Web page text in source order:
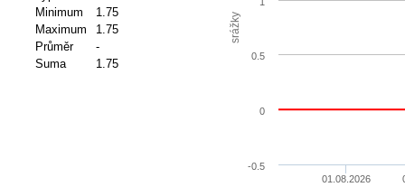
Minimum
1.75
Maximum
1.75
Průměr
-
Suma
1.75
srážky
01.08.2026
-0.5
0
0.5